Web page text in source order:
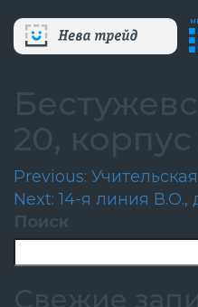
20,
Навигация
по
записям
Previous:
Next: 14-я линия В.О.,
Поиск
Свежие